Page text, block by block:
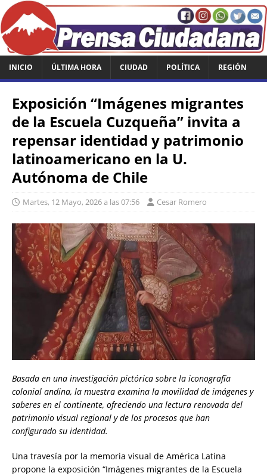
INICIO ÚLTIMA HORA CIUDAD POLÍTICA REGIÓN
Exposición “Imágenes migrantes
de la Escuela Cuzqueña” invita a
repensar identidad y patrimonio
latinoamericano en la U.
Autónoma de Chile
Martes, 12 Mayo, 2026 a las 07:56 Cesar Romero
Basada en una investigación pictórica sobre la iconografía
colonial andina, la muestra examina la movilidad de imágenes y
saberes en el continente, ofreciendo una lectura renovada del
patrimonio visual regional y de los procesos que han
configurado su identidad.
Una travesía por la memoria visual de América Latina
propone la exposición “Imágenes migrantes de la Escuela